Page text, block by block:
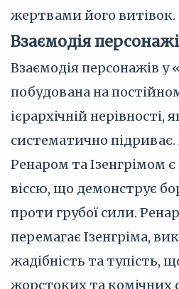
жертвами його витівок.
Взаємодія
Взаємодія персонажів у
побудована на
ієрархічній нерівності,
систематично
Ренаром та Ізенгрімом
віссю, що демонструє
проти грубої сили.
перемагає Ізенгріма,
жадібність та тупість,
жорстоких та комічних